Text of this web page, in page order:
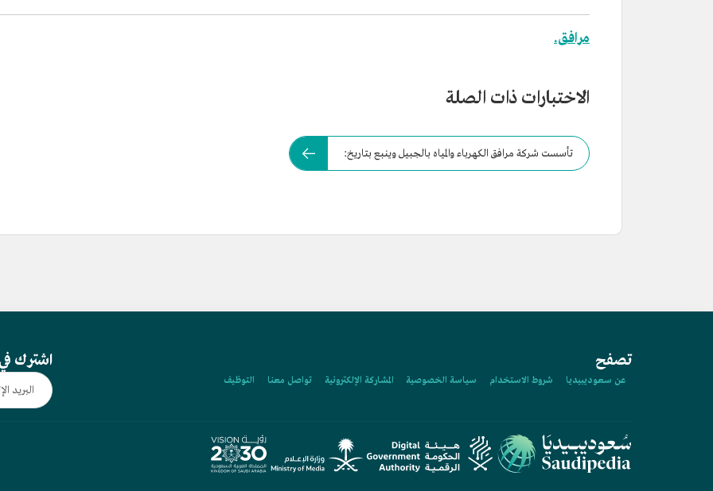
مرافق.
الاختبارات ذات الصلة
تأسست شركة مرافق الكهرباء والمياه بالجبيل وينبع بتاريخ:
تصفح
عن سعوديبيديا شروط الاستخدام سياسة الخصوصية المشاركة الإلكترونية تواصل معنا التوظيف
اشترك